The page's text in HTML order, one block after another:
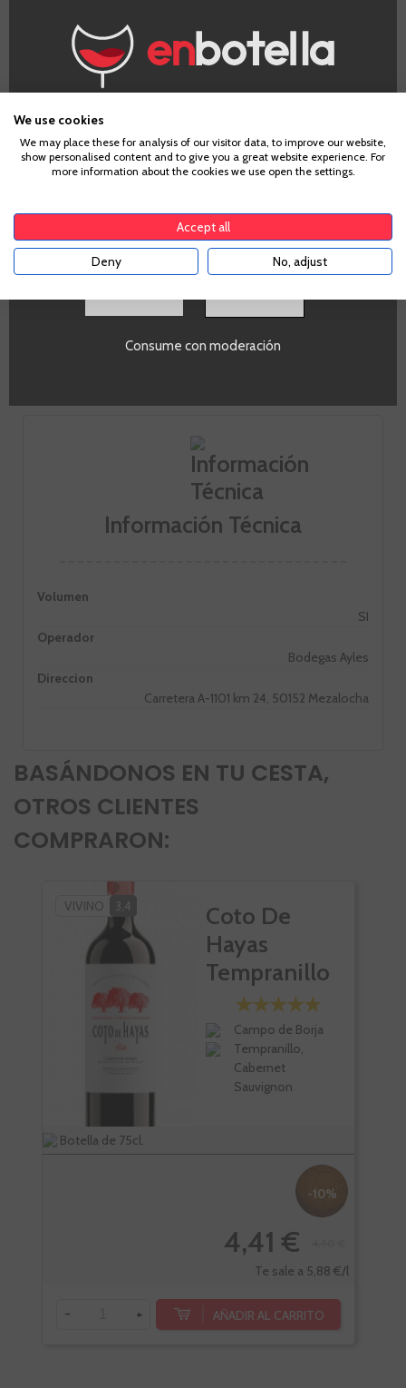
Nota de cata
Vista
Nariz
Aromas de fruta negra madura, especiados (pimienta negra,
cardamomo) y notas minerales (grafito).
Boca
Con cuerpo, boca potente y elegante y un final largo y
Información Técnica
Volumen
SI
Operador
Bodegas Ayles
Direccion
Carretera A-1101 km 24, 50152 Mezalocha
BASÁNDONOS EN TU CESTA,
OTROS CLIENTES
COMPRARON:
VIVINO 3,4
Coto De
Hayas
Tempranillo
Cabernet
RobleCampo de Borja
Tempranillo,
Cabernet
Sauvignon
Botella de 75cl.
-10%
4,41 €
Te sale a 5,88 €/l
- + AÑADIR AL CARRITO
¿Eres mayor de edad?
Para acceder a enbotella, debes tener la edad legal de
tu país de residencia, lo cual es suficiente para
aplicable. Confirma si tienes más de18años
Consume con moderación
We use cookies
We may place these for analysis of our visitor data, to improve our website,
show personalised content and to give you a great website experience. For
more information about the cookies we use open the settings.
Accept all
Deny No, adjust